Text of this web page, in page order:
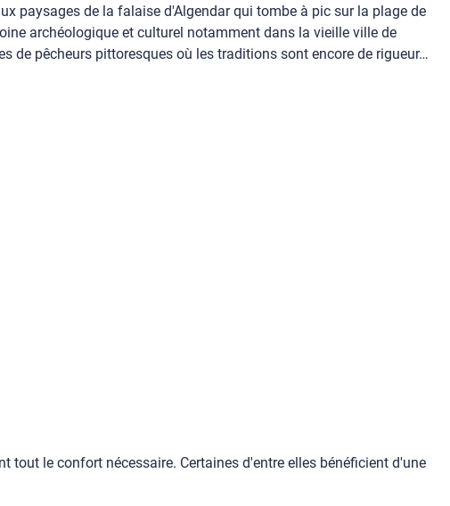
paysages de la falaise d'Algendar qui tombe à pic sur la plage de
archéologique et culturel notamment dans la vieille ville de
de pêcheurs pittoresques où les traditions sont encore de rigueur…
le confort nécessaire. Certaines d'entre elles bénéficient d'une